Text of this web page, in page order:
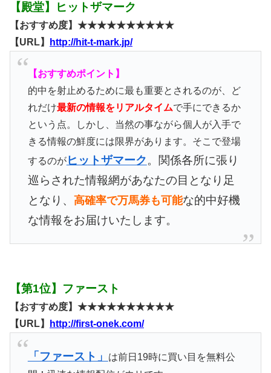
【殿堂】ヒットザマーク
【おすすめ度】★★★★★★★★★★
【URL】
http://hit-t-mark.jp/
【おすすめポイント】
的中を射止めるために最も重要とされるのが、ど
れだけ最新の情報をリアルタイムで手にできるか
という点。しかし、当然の事ながら個人が入手で
きる情報の鮮度には限界があります。そこで登場
するのがヒットザマーク。関係各所に張り
巡らされた情報網があなたの目となり足
となり、 高確率で万馬券も可能な的中好機
な情報をお届けいたします。
【第1位】ファースト
【おすすめ度】★★★★★★★★★★
【URL】
http://first-onek.com/
「ファースト」
は前日19時に買い目を無料公